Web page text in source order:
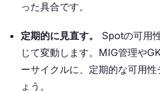
った具合です。
定期的に見直す。
Spotの可用
じて変動します。MIG管理や
ーサイクルに、定期的な可用
ょう。